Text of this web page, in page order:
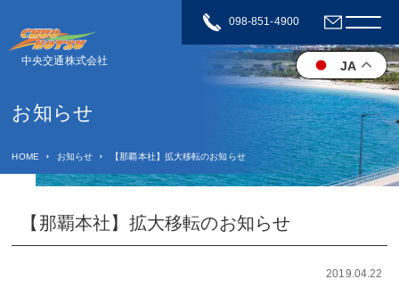
098-851-4900
中央交通株式会社
お知らせ
HOME お知らせ 【那覇本社】拡大移転のお知らせ
【那覇本社】拡大移転のお知らせ
2019.04.22
JA